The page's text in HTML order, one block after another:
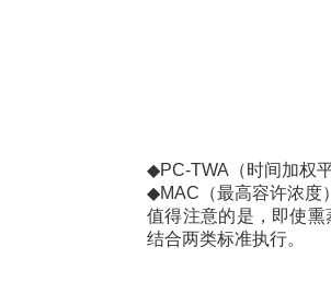
◆PC-TWA（时间加权
◆MAC（最高容许浓度
值得注意的是，即使熏
结合两类标准执行。